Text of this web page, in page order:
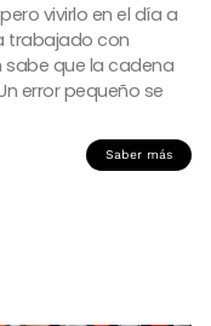
vivirlo en el día a
trabajado con
que la cadena
error pequeño se
Saber más